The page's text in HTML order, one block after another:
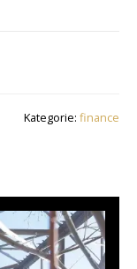
Kategorie: finance